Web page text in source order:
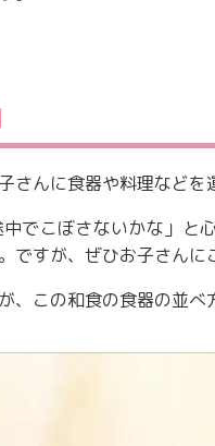
さんに食器や料理などを
でこぼさないかな」
ですが、ぜひお子さんに
、この和食の食器の並べ